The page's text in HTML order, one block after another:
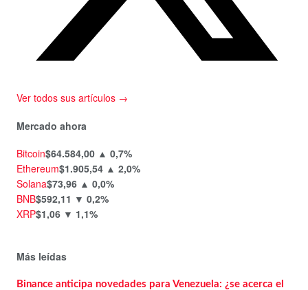
Ver todos sus artículos →
Mercado ahora
Bitcoin$64.584,00 ▲ 0,7%
Ethereum$1.905,54 ▲ 2,0%
Solana$73,96 ▲ 0,0%
BNB$592,11 ▼ 0,2%
XRP$1,06 ▼ 1,1%
Más leídas
Binance anticipa novedades para Venezuela: ¿se acerca el